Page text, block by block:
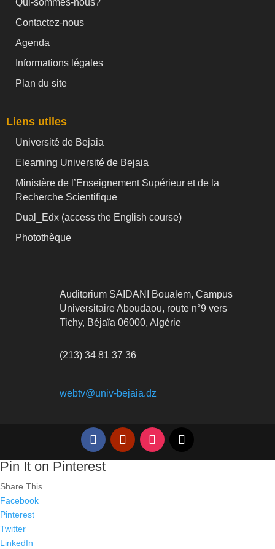
Contactez-nous
Agenda
Informations légales
Plan du site
Liens utiles
Université de Bejaia
Elearning Université de Bejaia
Ministère de l’Enseignement Supérieur et de la
Recherche Scientifique
Dual_Edx (access the English course)
Photothèque
Auditorium SAIDANI Boualem, Campus
Universitaire Aboudaou, route n°9 vers
Tichy, Béjaïa 06000, Algérie
(213) 34 81 37 36
webtv@univ-bejaia.dz
Pin It on Pinterest
Share This
Facebook
Pinterest
Twitter
LinkedIn